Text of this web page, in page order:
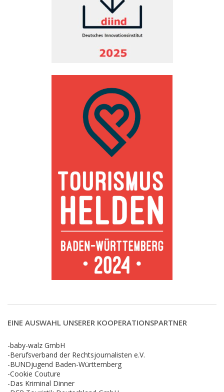
EINE AUSWAHL UNSERER KOOPERATIONSPARTNER
-baby-walz GmbH
-Berufsverband der Rechtsjournalisten e.V.
-BUNDjugend Baden-Württemberg
-Cookie Couture
-Das Kriminal Dinner